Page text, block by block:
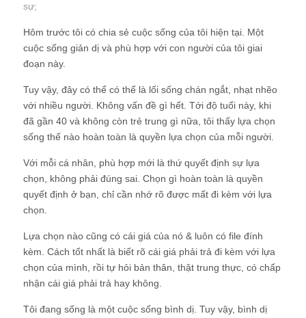
sự;
Hôm trước tôi có chia sẻ cuộc sống của tôi hiện tại. Một
cuộc sống giản dị và phù hợp với con người của tôi giai
đoạn này.
Tuy vậy, đây có thể có thể là lối sống chán ngắt, nhạt nhẽo
với nhiều người. Không vấn đề gì hết. Tới độ tuổi này, khi
đã gần 40 và không còn trẻ trung gì nữa, tôi thấy lựa chọn
sống thế nào hoàn toàn là quyền lựa chọn của mỗi người.
Với mỗi cá nhân, phù hợp mới là thứ quyết định sự lựa
chọn, không phải đúng sai. Chọn gì hoàn toàn là quyền
quyết định ở bạn, chỉ cần nhớ rõ được mất đi kèm với lựa
chọn.
Lựa chọn nào cũng có cái giá của nó & luôn có file đính
kèm. Cách tốt nhất là biết rõ cái giá phải trả đi kèm với lựa
chọn của mình, rồi tự hỏi bản thân, thật trung thực, có chấp
nhận cái giá phải trả hay không.
Tôi đang sống là một cuộc sống bình dị. Tuy vậy, bình dị